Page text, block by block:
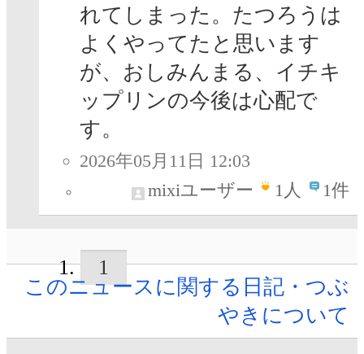
れてしまった。たつろうは
よくやってたと思います
が、おしみんまる、イチキ
ップリンの今後は心配で
す。
2026年05月11日 12:03
mixiユーザー
1人 1件
1
このニュースに関する日記・つぶ
やきについて